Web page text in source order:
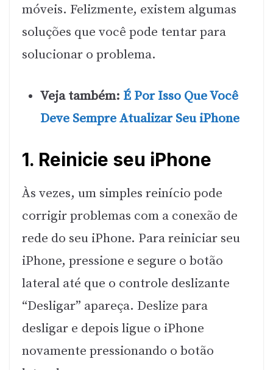
móveis. Felizmente, existem algumas
soluções que você pode tentar para
solucionar o problema.
Veja também: É Por Isso Que Você
Deve Sempre Atualizar Seu iPhone
1. Reinicie seu iPhone
Às vezes, um simples reinício pode
corrigir problemas com a conexão de
rede do seu iPhone. Para reiniciar seu
iPhone, pressione e segure o botão
lateral até que o controle deslizante
“Desligar” apareça. Deslize para
desligar e depois ligue o iPhone
novamente pressionando o botão